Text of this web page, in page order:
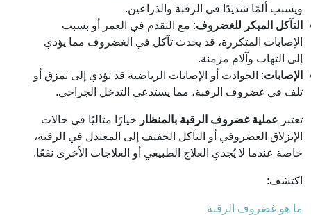
ويسبب ألمًا شديدًا في الرقبة والذراعين.
التآكل المبكر للغضروف: مع التقدم في العمر أو بسبب
الإصابات المتكررة، قد يحدث تآكل في الغضروف مما يؤدي
إلى التهاب وآلام مزمنة.
الإصابات: الحوادث أو الإصابات الرياضية قد تؤدي إلى تمزق أو
تلف في غضروف الرقبة، مما يستدعي التدخل الجراحي.
تعتبر عملية غضروف الرقبة بالمنظار خيارًا مثاليًا في حالات
الإنزلاق الغضروفي أو التآكل الخفيف إلى المعتدل في الرقبة،
خاصة عندما لا يُجدي العلاج الطبيعي أو العلاجات الأخرى نفعًا.
اكتشف:
ما هو غضروف الرقبة